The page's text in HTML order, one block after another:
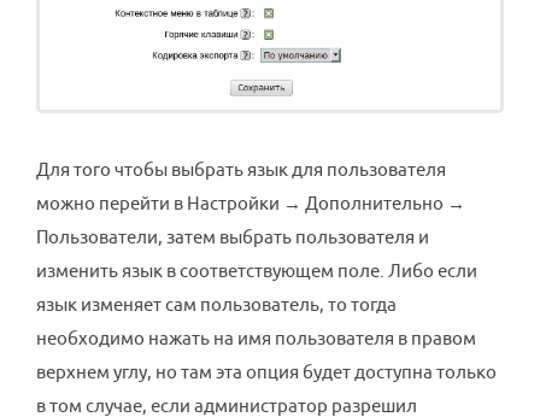
Для того чтобы выбрать язык для пользователя
можно перейти в Настройки → Дополнительно →
Пользователи, затем выбрать пользователя и
изменить язык в соответствующем поле. Либо если
язык изменяет сам пользователь, то тогда
необходимо нажать на имя пользователя в правом
верхнем углу, но там эта опция будет доступна только
в том случае, если администратор разрешил